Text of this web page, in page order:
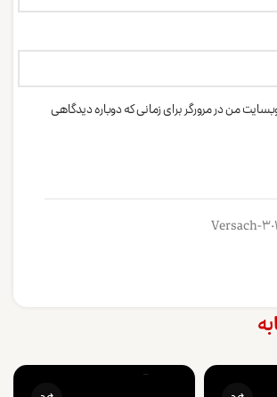
من در مرورگر برای زمانی که دوباره دیدگاهی
301-Versach